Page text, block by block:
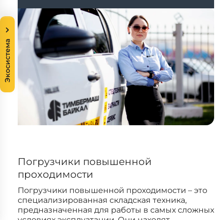
Погрузчики повышенной
проходимости
Погрузчики повышенной проходимости – это
специализированная складская техника,
предназначенная для работы в самых сложных
Экосистема